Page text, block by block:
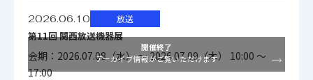
リM/EとセカンダリM/Eを搭載
プログラム映像×2系統出力可能
キーヤ、リサイザ、フレームメモリ
を分け合う
2026.06.10 放送
第11回 関西放送機器展
会期：2026.07.08（水） ～ 2026.07.09（木） 10:00 ～
17:00
開催終了
アーカイブ情報がご覧いただけます